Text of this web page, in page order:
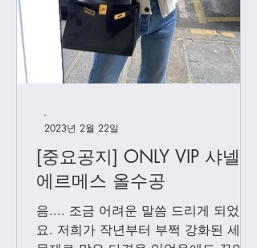
츠 플리즈 1차
[중요공지] ONLY VIP 샤넬 +
에르메스 올수공
음.... 조금 어려운 말씀 드리게 되었어
요. 저희가 작년부터 부쩍 강화된 세관
-
2023년 2월 22일